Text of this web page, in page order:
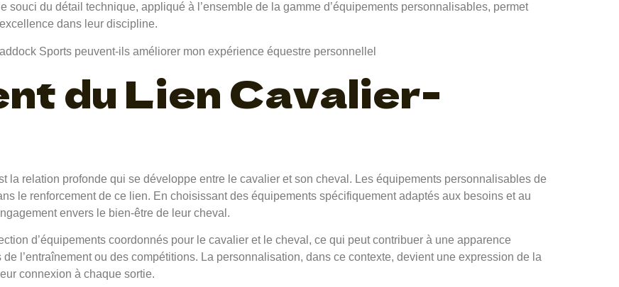
souci du détail technique, appliqué à l’ensemble de la gamme d’équipements personnalisables, permet
dans leur discipline.
du Lien Cavalier-
la relation profonde qui se développe entre le cavalier et son cheval. Les équipements personnalisables de
le renforcement de ce lien. En choisissant des équipements spécifiquement adaptés aux besoins et au
envers le bien-être de leur cheval.
d’équipements coordonnés pour le cavalier et le cheval, ce qui peut contribuer à une apparence
l’entraînement ou des compétitions. La personnalisation, dans ce contexte, devient une expression de la
connexion à chaque sortie.